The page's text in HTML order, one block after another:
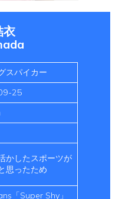
衣
スパイカー
25
かしたスポーツが
思ったため
「Super Shy」